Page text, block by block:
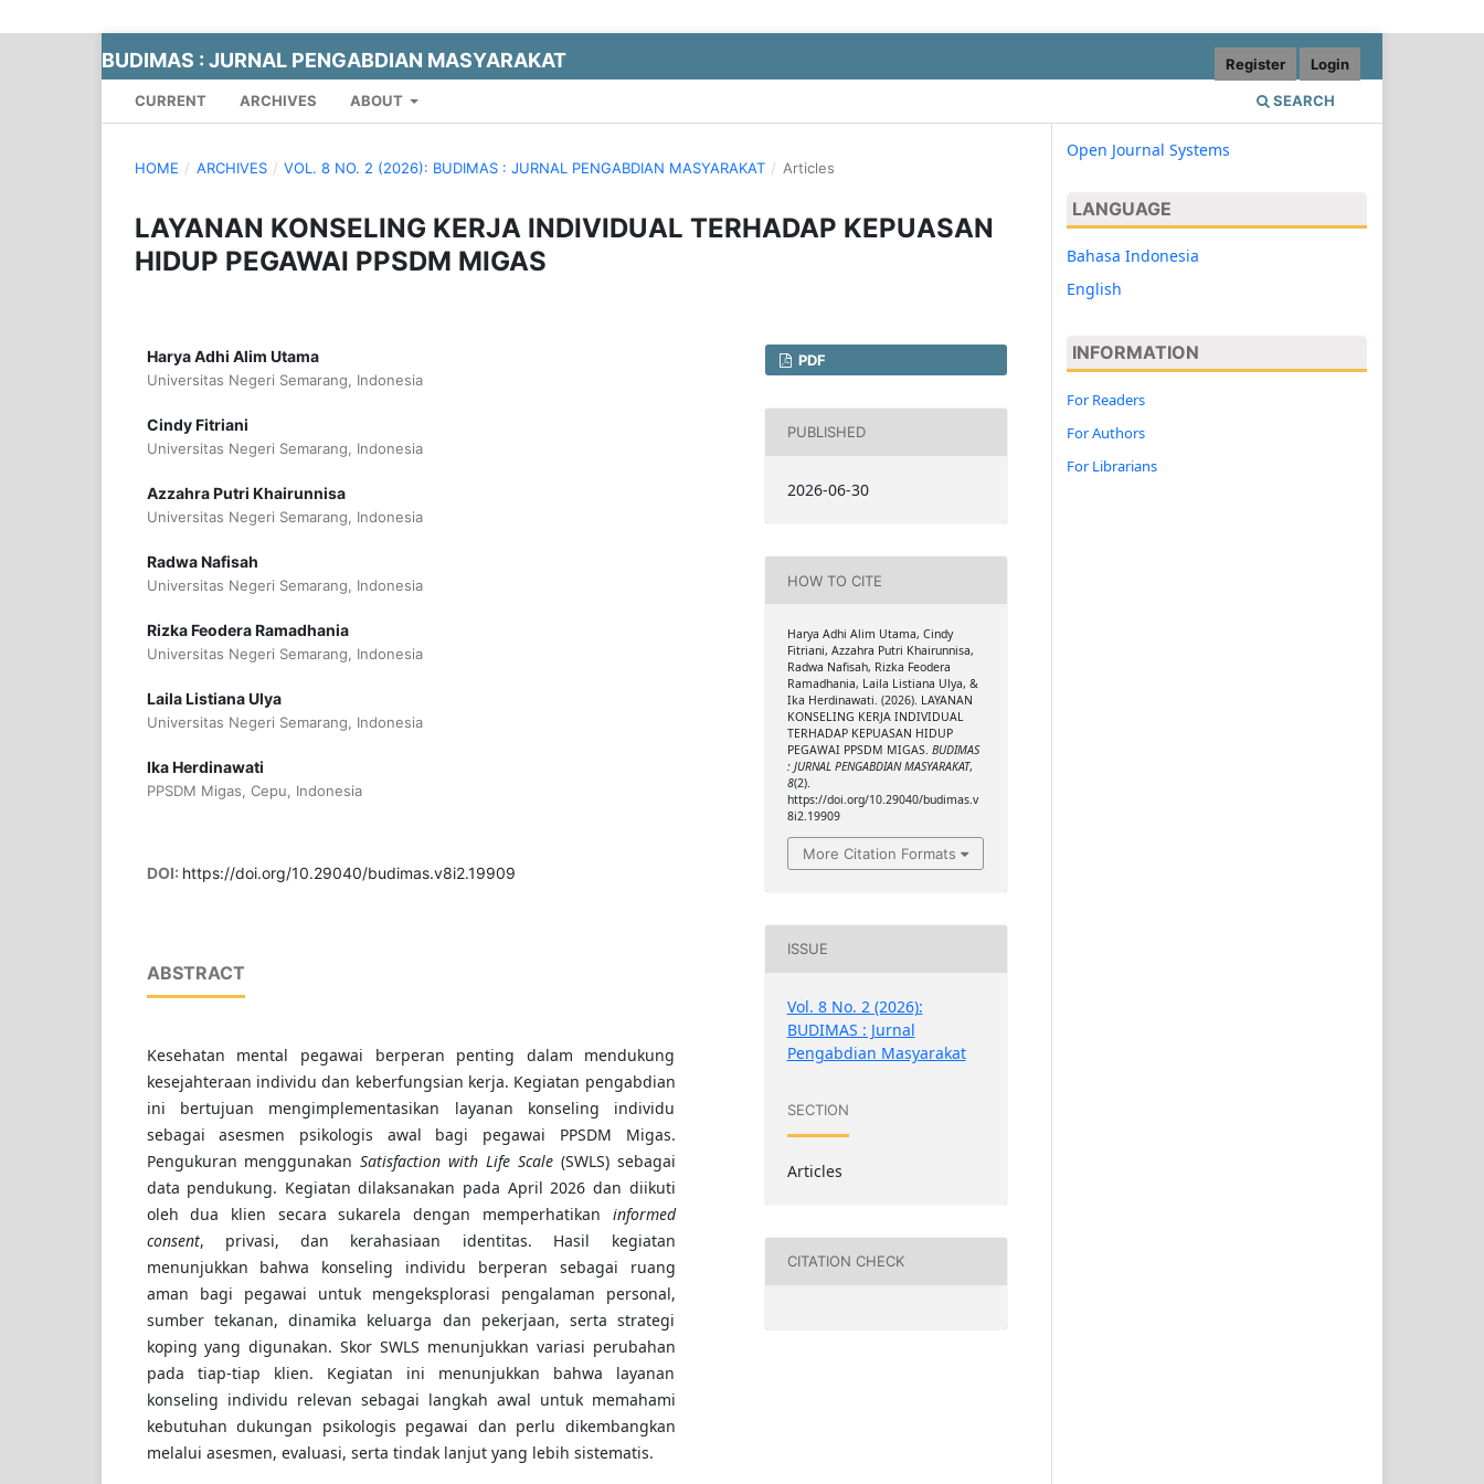
BUDIMAS : JURNAL PENGABDIAN MASYARAKAT
CURRENT ARCHIVES ABOUT SEARCH
Register Login
HOME / ARCHIVES / VOL. 8 NO. 2 (2026): BUDIMAS : JURNAL PENGABDIAN MASYARAKAT / Articles
LAYANAN KONSELING KERJA INDIVIDUAL TERHADAP KEPUASAN
HIDUP PEGAWAI PPSDM MIGAS
Harya Adhi Alim Utama
Universitas Negeri Semarang, Indonesia
Cindy Fitriani
Universitas Negeri Semarang, Indonesia
Azzahra Putri Khairunnisa
Universitas Negeri Semarang, Indonesia
Radwa Nafisah
Universitas Negeri Semarang, Indonesia
Rizka Feodera Ramadhania
Universitas Negeri Semarang, Indonesia
Laila Listiana Ulya
Universitas Negeri Semarang, Indonesia
Ika Herdinawati
PPSDM Migas, Cepu, Indonesia
DOI: https://doi.org/10.29040/budimas.v8i2.19909
ABSTRACT
Kesehatan mental pegawai berperan penting dalam mendukung
kesejahteraan individu dan keberfungsian kerja. Kegiatan pengabdian
ini bertujuan mengimplementasikan layanan konseling individu
sebagai asesmen psikologis awal bagi pegawai PPSDM Migas.
Pengukuran menggunakanSatisfaction with Life Scale(SWLS) sebagai
data pendukung. Kegiatan dilaksanakan pada April 2026 dan diikuti
oleh dua klien secara sukarela dengan memperhatikan informed
consent, privasi, dan kerahasiaan identitas. Hasil kegiatan
menunjukkan bahwa konseling individu berperan sebagai ruang
aman bagi pegawai untuk mengeksplorasi pengalaman personal,
sumber tekanan, dinamika keluarga dan pekerjaan, serta strategi
koping yang digunakan. Skor SWLS menunjukkan variasi perubahan
pada tiap-tiap klien. Kegiatan ini menunjukkan bahwa layanan
konseling individu relevan sebagai langkah awal untuk memahami
kebutuhan dukungan psikologis pegawai dan perlu dikembangkan
melalui asesmen, evaluasi, serta tindak lanjut yang lebih sistematis.
PDF
PUBLISHED
2026-06-30
HOW TO CITE
Harya Adhi Alim Utama, Cindy
Fitriani, Azzahra Putri Khairunnisa,
Radwa Nafisah, Rizka Feodera
Ramadhania, Laila Listiana Ulya, &
Ika Herdinawati. (2026). LAYANAN
KONSELING KERJA INDIVIDUAL
TERHADAP KEPUASAN HIDUP
PEGAWAI PPSDM MIGAS. BUDIMAS
: JURNAL PENGABDIAN MASYARAKAT,
8(2).
https://doi.org/10.29040/budimas.v
8i2.19909
More Citation Formats
ISSUE
Vol. 8 No. 2 (2026):
BUDIMAS : Jurnal
Pengabdian Masyarakat
SECTION
Articles
CITATION CHECK
Open Journal Systems
LANGUAGE
Bahasa Indonesia
English
INFORMATION
For Readers
For Authors
For Librarians